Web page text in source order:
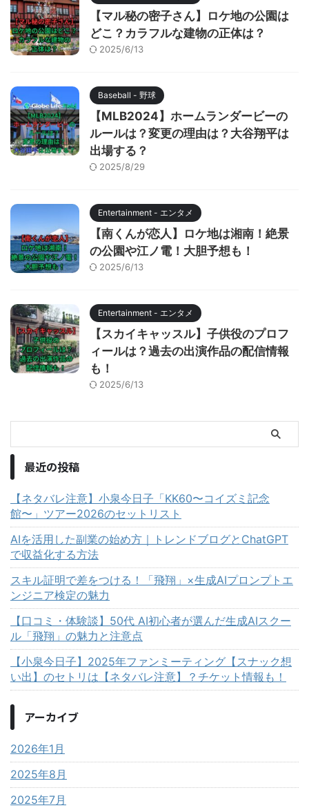
【マル秘の密子さん】ロケ地の公園は
どこ？カラフルな建物の正体は？
2025/6/13
Baseball - 野球
【MLB2024】ホームランダービーの
ルールは？変更の理由は？大谷翔平は
出場する？
2025/8/29
Entertainment - エンタメ
【南くんが恋人】ロケ地は湘南！絶景
の公園や江ノ電！大胆予想も！
2025/6/13
Entertainment - エンタメ
【スカイキャッスル】子供役のプロフ
ィールは？過去の出演作品の配信情報
も！
2025/6/13
最近の投稿
【ネタバレ注意】小泉今日子「KK60〜コイズミ記念
館〜」ツアー2026のセットリスト
AIを活用した副業の始め方｜トレンドブログとChatGPT
で収益化する方法
スキル証明で差をつける！「飛翔」×生成AIプロンプトエ
ンジニア検定の魅力
【口コミ・体験談】50代 AI初心者が選んだ生成AIスクー
ル「飛翔」の魅力と注意点
【小泉今日子】2025年ファンミーティング【スナック想
い出】のセトリは【ネタバレ注意】？チケット情報も！
アーカイブ
2026年1月
2025年8月
2025年7月